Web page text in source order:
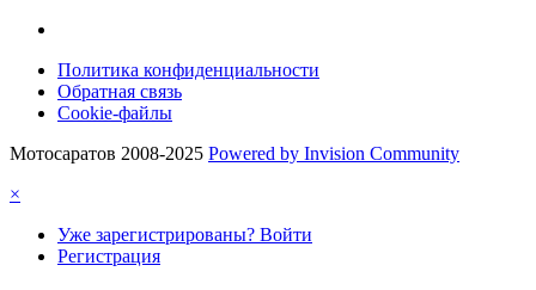
Политика конфиденциальности
Обратная связь
Cookie-файлы
Мотосаратов 2008-2025 Powered by Invision Community
×
Уже зарегистрированы? Войти
Регистрация